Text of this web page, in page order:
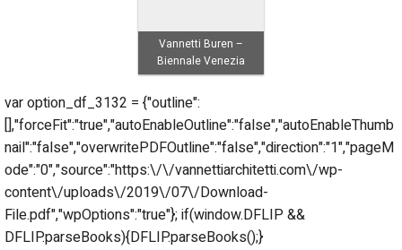
Vannetti Buren –
Biennale Venezia
var option_df_3132 = {"outline":
[],"forceFit":"true","autoEnableOutline":"false","autoEnableThumb
nail":"false","overwritePDFOutline":"false","direction":"1","pageM
ode":"0","source":"https:\/\/vannettiarchitetti.com\/wp-
content\/uploads\/2019\/07\/Download-
File.pdf","wpOptions":"true"}; if(window.DFLIP &&
DFLIP.parseBooks){DFLIP.parseBooks();}